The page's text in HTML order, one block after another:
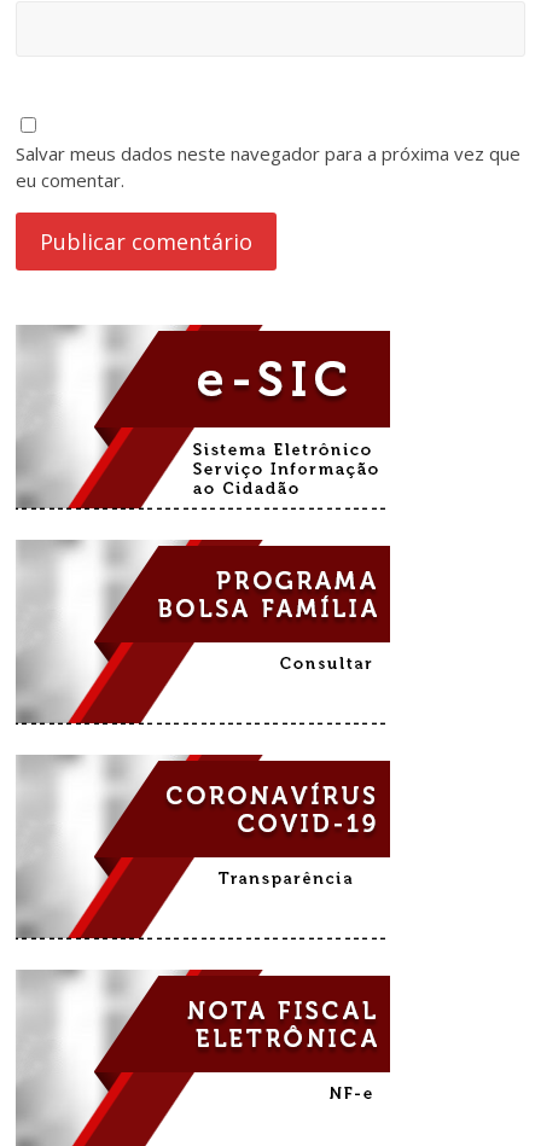
Salvar meus dados neste navegador para a próxima vez que
eu comentar.